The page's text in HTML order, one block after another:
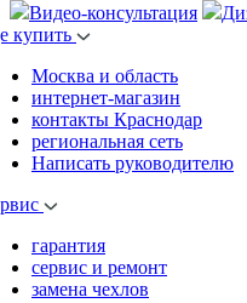
Видео-консультация
купить
Москва и область
интернет-магазин
контакты Краснодар
региональная сеть
Написать руководителю
гарантия
сервис и ремонт
замена чехлов